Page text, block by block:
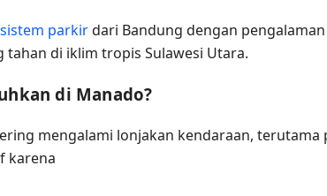
sistem parkirdari Bandung dengan
di iklim tropis Sulawesi Utara.
di Manado?
mengalami lonjakan kendaraan,
karena